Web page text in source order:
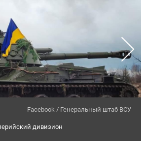
Facebook / Генеральный штаб ВСУ
дивизион